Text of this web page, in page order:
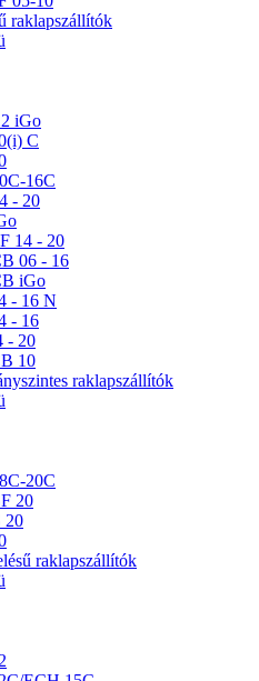
raklapszállítók
iGo
C
16C
- 20
14 - 20
06 - 16
iGo
- 16 N
- 16
- 20
10
raklapszállítók
20C
20
20
raklapszállítók